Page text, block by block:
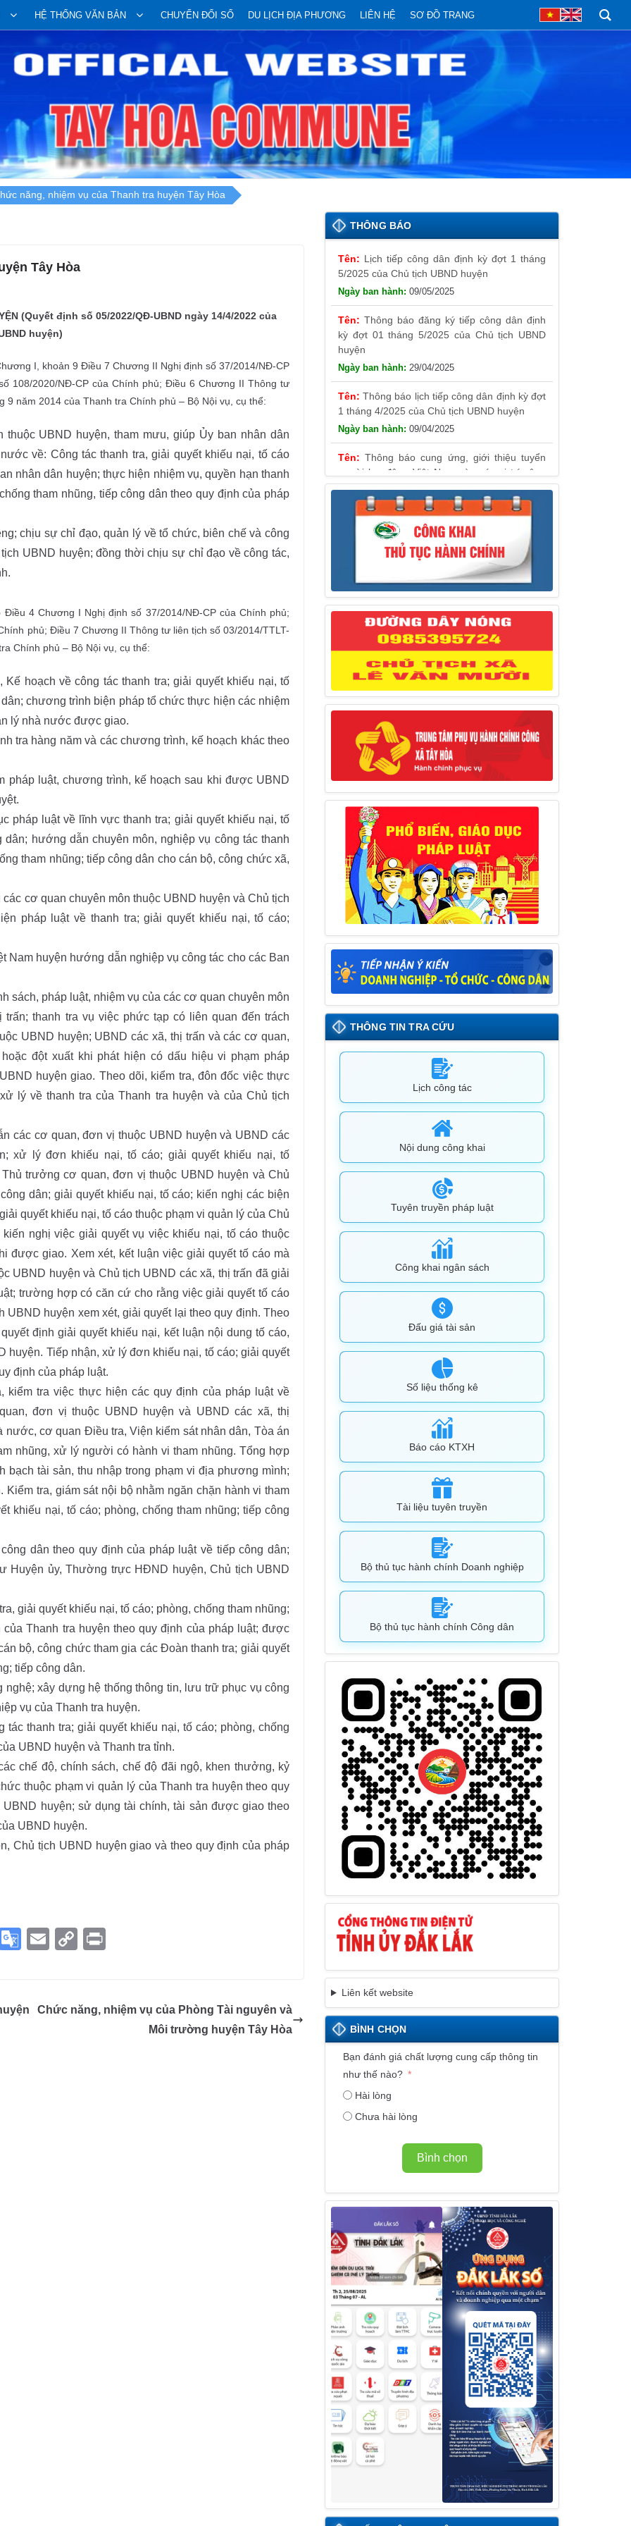
HỆ THỐNG VĂN BẢN CHUYỂN ĐỔI SỐ DU LỊCH ĐỊA PHƯƠNG LIÊN HỆ SƠ ĐỒ TRANG
năng, nhiệm vụ của Thanh tra huyện Tây Hòa
Tây Hòa
(Quyết định số 05/2022/QĐ-UBND ngày 14/4/2022 của
huyện)
I, khoản 9 Điều 7 Chương II Nghị định số 37/2014/NĐ-CP
108/2020/NĐ-CP của Chính phủ; Điều 6 Chương II Thông tư
9 năm 2014 của Thanh tra Chính phủ – Bộ Nội vụ, cụ thể:
UBND huyện, tham mưu, giúp Ủy ban nhân dân
về: Công tác thanh tra, giải quyết khiếu nại, tố cáo
nhân dân huyện; thực hiện nhiệm vụ, quyền hạn thanh
tham nhũng, tiếp công dân theo quy định của pháp
chịu sự chỉ đạo, quản lý về tổ chức, biên chế và công
UBND huyện; đồng thời chịu sự chỉ đạo về công tác,
Điều 4 Chương I Nghị định số 37/2014/NĐ-CP của Chính phủ;
phủ; Điều 7 Chương II Thông tư liên tịch số 03/2014/TTLT-
Chính phủ – Bộ Nội vụ, cụ thể:
hoạch về công tác thanh tra; giải quyết khiếu nại, tố
chương trình biện pháp tổ chức thực hiện các nhiệm
lý nhà nước được giao.
tra hàng năm và các chương trình, kế hoạch khác theo
pháp luật, chương trình, kế hoạch sau khi được UBND
pháp luật về lĩnh vực thanh tra; giải quyết khiếu nại, tố
dân; hướng dẫn chuyên môn, nghiệp vụ công tác thanh
tham nhũng; tiếp công dân cho cán bộ, công chức xã,
cơ quan chuyên môn thuộc UBND huyện và Chủ tịch
pháp luật về thanh tra; giải quyết khiếu nại, tố cáo;
Nam huyện hướng dẫn nghiệp vụ công tác cho các Ban
sách, pháp luật, nhiệm vụ của các cơ quan chuyên môn
thanh tra vụ việc phức tạp có liên quan đến trách
UBND huyện; UBND các xã, thị trấn và các cơ quan,
đột xuất khi phát hiện có dấu hiệu vi phạm pháp
huyện giao. Theo dõi, kiểm tra, đôn đốc việc thực
lý về thanh tra của Thanh tra huyện và của Chủ tịch
các cơ quan, đơn vị thuộc UBND huyện và UBND các
xử lý đơn khiếu nại, tố cáo; giải quyết khiếu nại, tố
trưởng cơ quan, đơn vị thuộc UBND huyện và Chủ
dân; giải quyết khiếu nại, tố cáo; kiến nghị các biện
quyết khiếu nại, tố cáo thuộc phạm vi quản lý của Chủ
nghị việc giải quyết vụ việc khiếu nại, tố cáo thuộc
được giao. Xem xét, kết luận việc giải quyết tố cáo mà
UBND huyện và Chủ tịch UBND các xã, thị trấn đã giải
trường hợp có căn cứ cho rằng việc giải quyết tố cáo
UBND huyện xem xét, giải quyết lại theo quy định. Theo
định giải quyết khiếu nại, kết luận nội dung tố cáo,
huyện. Tiếp nhận, xử lý đơn khiếu nại, tố cáo; giải quyết
định của pháp luật.
kiểm tra việc thực hiện các quy định của pháp luật về
đơn vị thuộc UBND huyện và UBND các xã, thị
cơ quan Điều tra, Viện kiểm sát nhân dân, Tòa án
nhũng, xử lý người có hành vi tham nhũng. Tổng hợp
bạch tài sản, thu nhập trong phạm vi địa phương mình;
tra, giám sát nội bộ nhằm ngăn chặn hành vi tham
khiếu nại, tố cáo; phòng, chống tham nhũng; tiếp công
dân theo quy định của pháp luật về tiếp công dân;
Huyện ủy, Thường trực HĐND huyện, Chủ tịch UBND
giải quyết khiếu nại, tố cáo; phòng, chống tham nhũng;
Thanh tra huyện theo quy định của pháp luật; được
bộ, công chức tham gia các Đoàn thanh tra; giải quyết
tiếp công dân.
xây dựng hệ thống thông tin, lưu trữ phục vụ công
vụ của Thanh tra huyện.
thanh tra; giải quyết khiếu nại, tố cáo; phòng, chống
UBND huyện và Thanh tra tỉnh.
chế độ, chính sách, chế độ đãi ngộ, khen thưởng, kỷ
thuộc phạm vi quản lý của Thanh tra huyện theo quy
huyện; sử dụng tài chính, tài sản được giao theo
UBND huyện.
Chủ tịch UBND huyện giao và theo quy định của pháp
S
G
gl
E
C
y
Chức năng, nhiệm vụ của Phòng Tài nguyên và
Môi trường huyện Tây Hòa
THÔNG BÁO
09/05/2025
Thông báo đăng ký tiếp công dân định
kỳ đợt 01 tháng 5/2025 của Chủ tịch UBND
huyện
29/04/2025
Thông báo lịch tiếp công dân định kỳ đợt
1 tháng 4/2025 của Chủ tịch UBND huyện
09/04/2025
Thông báo cung ứng, giới thiệu tuyển
người lao động Việt Nam vào các vị trí công
việc dự kiến tuyển người lao động nước ngoài
31/03/2025
Thông báo treo cờ Tổ quốc nhân kỷ
niệm 50 năm Ngày giải phóng tỉnh Phú Yên
(01/4/1975 – 01/4/2025)
28/03/2025
Thông báo giới thiệu, cung ứng lao động
Việt Nam cho Liên danh Hengtong
International Engineering Co.,Ltd
27/03/2025
Thông báo đăng ký tiếp công dân định
kỳ đợt 02 tháng 3/2025 của Chủ tịch UBND
huyện
12/03/2025
Thông báo lịch công tác của Chủ tịch,
các Phó Chủ tịch UBND huyện và Phó Chủ
tịch Hội đồng nhân dân huyện (Từ ngày
10/3/2025 – 14/3/2025)
10/03/2025
Thông báo tổ chức thực hiện Cưỡng chế
buộc thực hiện biện pháp khắc phục hậu quả
trong lĩnh vực đất đai
17/06/2025
Thông báo đăng ký tiếp công dân định
kỳ đợt 01 tháng 6/2025 của Chủ tịch UBND
huyện
26/05/2025
Lịch tiếp công dân định kỳ đợt 1 tháng
5/2025 của Chủ tịch UBND huyện
09/05/2025
THÔNG TIN TRA CỨU
Lịch công tác
Nội dung công khai
Tuyên truyền pháp luật
Công khai ngân sách
Đấu giá tài sản
Số liệu thống kê
Báo cáo KTXH
Tài liệu tuyên truyền
Bộ thủ tục hành chính Doanh nghiệp
Bộ thủ tục hành chính Công dân
Liên kết website
BÌNH CHỌN
Bạn đánh giá chất lượng cung cấp thông tin
như thế nào?
Hài lòng
Chưa hài lòng
Bình chọn